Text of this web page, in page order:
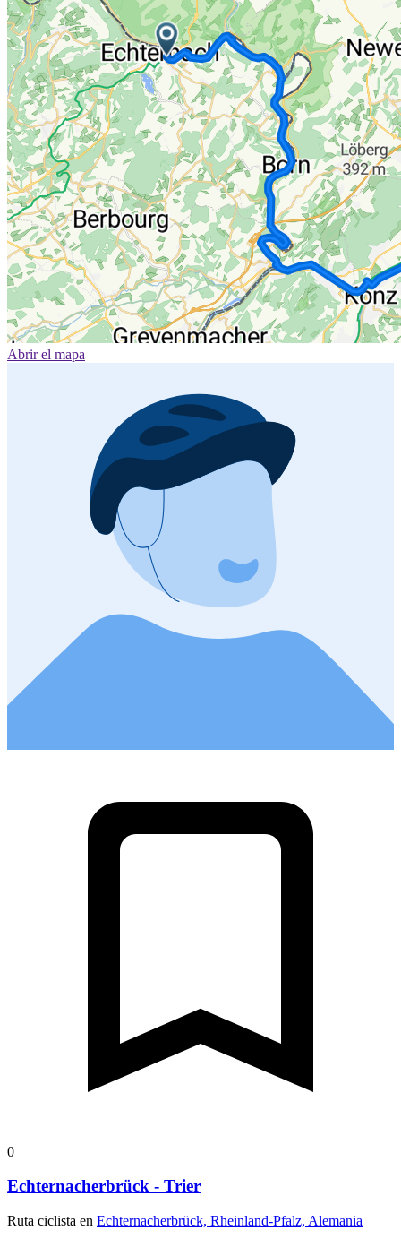
Abrir el mapa
0
Echternacherbrück - Trier
Ruta ciclista en Echternacherbrück, Rheinland-Pfalz, Alemania